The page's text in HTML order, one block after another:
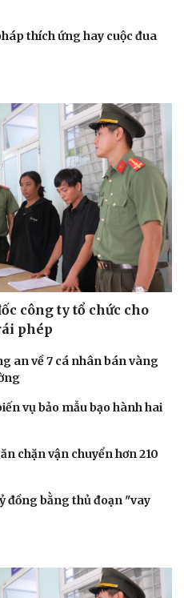
Giải trí
Nghệ sĩ
thích ứng hay cuộc đua
công ty tổ chức cho
phép
an về 7 cá nhân bán vàng
vụ bảo mẫu bạo hành hai
chặn vận chuyển hơn 210
đồng bằng thủ đoạn "vay